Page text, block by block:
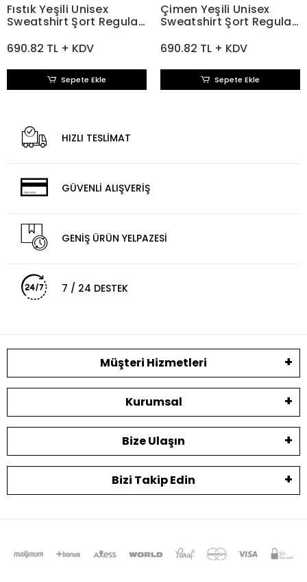
Fıstık Yeşili Unisex
Sweatshirt Şort Regular
690.82 TL + KDV
Sepete Ekle
Çimen Yeşili Unisex
Sweatshirt Şort Regular
690.82 TL + KDV
Sepete Ekle
HIZLI TESLİMAT
GÜVENLİ ALIŞVERİŞ
GENİŞ ÜRÜN YELPAZESİ
7 / 24 DESTEK
Müşteri Hizmetleri
Kurumsal
Bize Ulaşın
Bizi Takip Edin